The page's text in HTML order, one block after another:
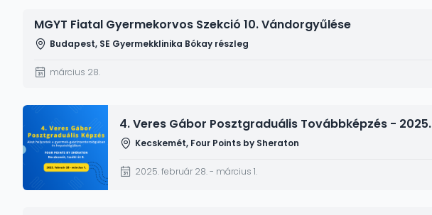
MGYT Fiatal Gyermekorvos Szekció 10. Vándorgyűlése
Budapest, SE Gyermekklinika Bókay részleg
március 28.
Kép
4. Veres Gábor Posztgraduális Továbbképzés - 2025.
Kecskemét, Four Points by Sheraton
2025. február 28. - március 1.